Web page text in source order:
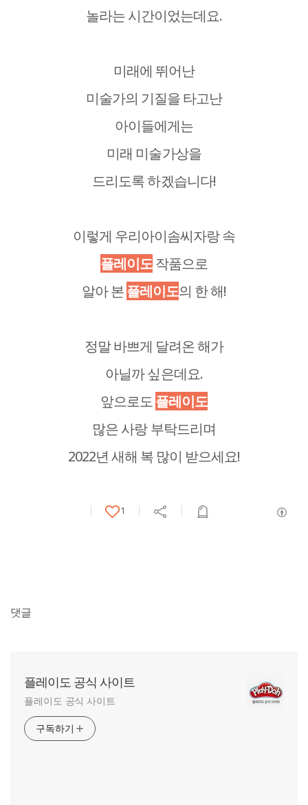
놀라는 시간이었는데요.
미래에 뛰어난
미술가의 기질을 타고난
아이들에게는
미래 미술가상을
드리도록 하겠습니다!
이렇게 우리아이솜씨자랑 속
플레이도작품으로
알아 본플레이도의 한 해!
정말 바쁘게 달려온 해가
아닐까 싶은데요.
앞으로도플레이도
많은 사랑 부탁드리며
2022년 새해 복 많이 받으세요!
1
댓글
플레이도 공식 사이트
플레이도 공식 사이트
구독하기